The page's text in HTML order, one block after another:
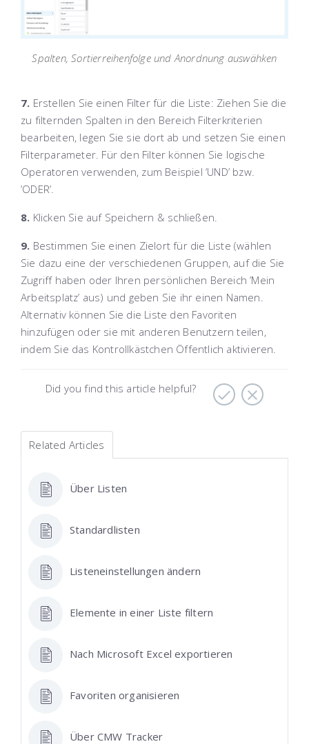
Spalten, Sortierreihenfolge und Anordnung auswähken
7. Erstellen Sie einen Filter für die Liste: Ziehen Sie die
zu filternden Spalten in den Bereich Filterkriterien
bearbeiten, legen Sie sie dort ab und setzen Sie einen
Filterparameter. Für den Filter können Sie logische
Operatoren verwenden, zum Beispiel ’UND’ bzw.
’ODER’.
8. Klicken Sie auf Speichern & schließen
9. Bestimmen Sie einen Zielort für die Liste (wählen
Sie dazu eine der verschiedenen Gruppen, auf die Sie
Zugriff haben oder Ihren persönlichen Bereich ’Mein
Arbeitsplatz’ aus) und geben Sie ihr einen Namen.
Alternativ können Sie die Liste den Favoriten
hinzufügen oder sie mit anderen Benutzern teilen,
indem Sie das Kontrollkästchen Öffentlich aktivieren.
Did you find this article helpful?
Related Articles
Über Listen
Standardlisten
Listeneinstellungen ändern
Elemente in einer Liste filtern
Nach Microsoft Excel exportieren
Favoriten organisieren
Über CMW Tracker